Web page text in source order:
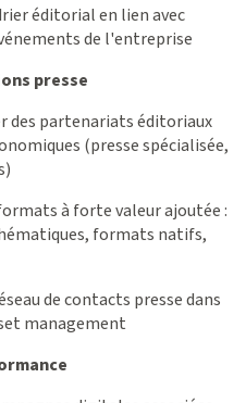
éditorial en lien avec
de l'entreprise
presse
partenariats éditoriaux
(presse spécialisée,
à forte valeur ajoutée :
formats natifs,
de contacts presse dans
management